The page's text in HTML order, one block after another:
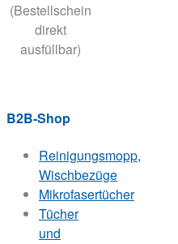
(Bestellschein
direkt
ausfüllbar)
B2B-Shop
Reinigungsmopp,
Wischbezüge
Mikrofasertücher
Tücher
und